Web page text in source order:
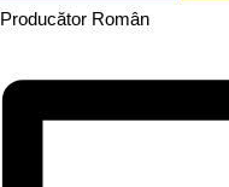
Producător Român